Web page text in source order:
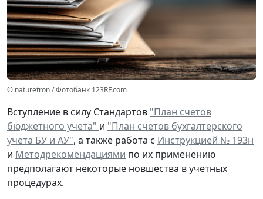
© naturetron / Фотобанк 123RF.com
Вступление в силу Стандартов "План счетов
бюджетного учета" и "План счетов бухгалтерского
учета БУ и АУ", а также работа с Инструкцией № 193н
и Методрекомендациями по их применению
предполагают некоторые новшества в учетных
процедурах.